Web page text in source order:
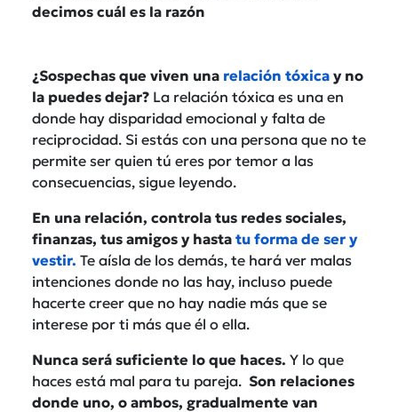
decimos cuál es la razón
¿Sospechas que viven una relación tóxica y no
la puedes dejar? La relación tóxica es una en
donde hay disparidad emocional y falta de
reciprocidad. Si estás con una persona que no te
permite ser quien tú eres por temor a las
consecuencias, sigue leyendo.
En una relación, controla tus redes sociales,
finanzas, tus amigos y hasta tu forma de ser y
vestir. Te aísla de los demás, te hará ver malas
intenciones donde no las hay, incluso puede
hacerte creer que no hay nadie más que se
interese por ti más que él o ella.
Nunca será suficiente lo que haces. Y lo que
haces está mal para tu pareja. Son relaciones
donde uno, o ambos, gradualmente van